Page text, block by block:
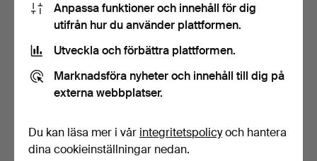
Anpassa funktioner och innehåll för dig
utifrån hur du använder plattformen.
Utveckla och förbättra plattformen.
Marknadsföra nyheter och innehåll till dig på
externa webbplatser.
Du kan läsa mer i vår integritetspolicyoch hantera
dina cookieinställningar nedan.